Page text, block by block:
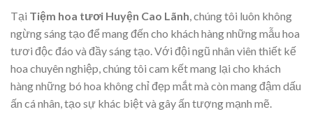
Tại Tiệm hoa tươi Huyện Cao Lãnh , chúng tôi luôn không
ngừng sáng tạo để mang đến cho khách hàng những mẫu hoa
tươi độc đáo và đầy sáng tạo. Với đội ngũ nhân viên thiết kế
hoa chuyên nghiệp, chúng tôi cam kết mang lại cho khách
hàng những bó hoa không chỉ đẹp mắt mà còn mang đậm dấu
ấn cá nhân, tạo sự khác biệt và gây ấn tượng mạnh mẽ.